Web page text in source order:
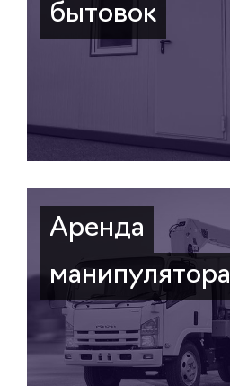
бытовок
Аренда
манипулятора